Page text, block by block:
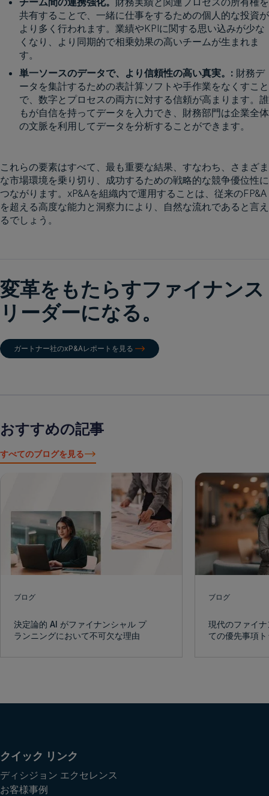
共有することで、一緒に仕事をするための個人的な投資が
より多く行われます。業績やKPIに関する思い込みが少な
くなり、より同期的で相乗効果の高いチームが生まれま
す。
単一ソースのデータで、より信頼性の高い真実。: 財務デ
ータを集計するための表計算ソフトや手作業をなくすこと
で、数字とプロセスの両方に対する信頼が高まります。誰
もが自信を持ってデータを入力でき、財務部門は企業全体
の文脈を利用してデータを分析することができます。
これらの要素はすべて、最も重要な結果、すなわち、さまざま
な市場環境を乗り切り、成功するための戦略的な競争優位性に
つながります。xP&Aを組織内で運用することは、従来のFP&A
を超える高度な能力と洞察力により、自然な流れであると言え
るでしょう。
変革をもたらすファイナンス
リーダーになる。
ガートナー社のxP&Aレポートを見る
おすすめの記事
すべてのブログを見る
ブログ
決定論的 AI がファイナンシャル プ
ランニングにおいて不可欠な理由
ブログ
現代のファイ
ての優先事項
クイック リンク
ディシジョン エクセレンス
お客様事例